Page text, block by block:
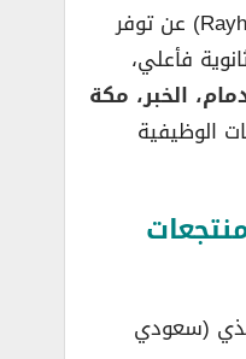
(Rayhaan Hotels & Resorts) عن توفر
فأعلي،
الخبر، مكة
الوظيفية
(سعودي